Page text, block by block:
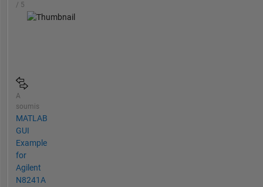
/ 5
A
soumis
MATLAB
GUI
Example
for
Agilent
N8241A